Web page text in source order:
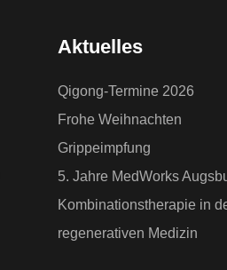
Aktuelles
Qigong-Termine 2026
Frohe Weihnachten
Grippeimpfung
5. Jahre MedWorks
Kombinationstherapie in
regenerativen Medizin